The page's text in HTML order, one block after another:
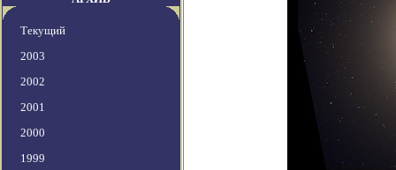
Текущий
2003
2002
2001
2000
1999